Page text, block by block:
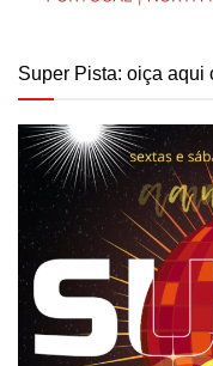
Super Pista: oiça aqui